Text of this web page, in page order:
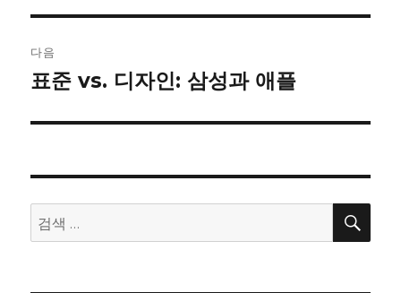
게
이
션
다음
다
글:
표준 vs. 디자인: 삼성과 애플
검
색:
검